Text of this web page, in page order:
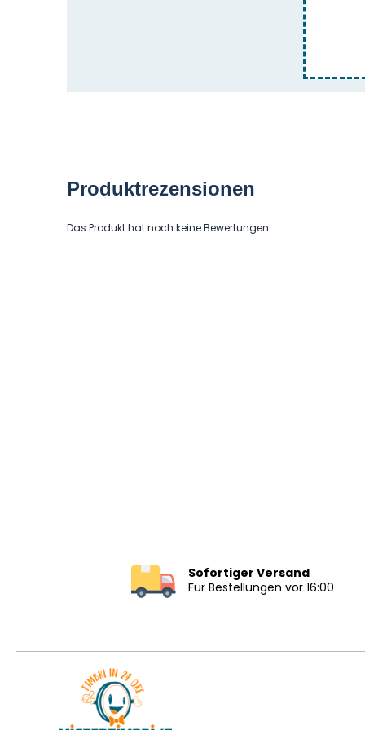
Produktrezensionen
Das Produkt hat noch keine Bewertungen
Sofortiger Versand
Für Bestellungen vor 16:00